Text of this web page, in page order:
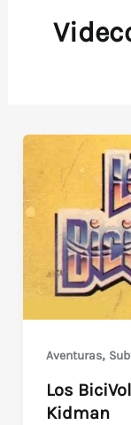
Aventuras,
Los
Kidman